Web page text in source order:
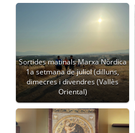
Sortides matinals Marxa Nòrdica
1a setmana de juliol (dilluns,
dimecres i divendres (Vallès
Oriental)